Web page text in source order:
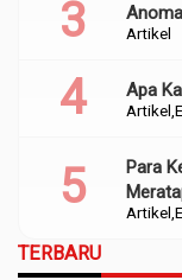
Artikel
Artikel
Apa
Artikel
Para
TERBARU